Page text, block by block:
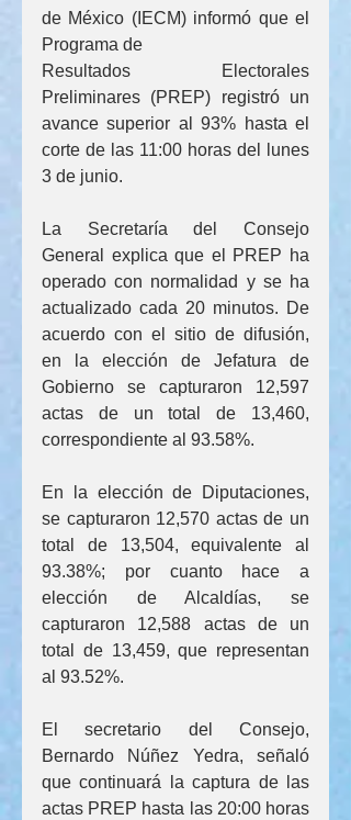
de México (IECM) informó que el
Programa de
Resultados Electorales
Preliminares (PREP) registró un
avance superior al 93% hasta el
corte de las 11:00 horas del lunes
3 de junio.
La Secretaría del Consejo
General explica que el PREP ha
operado con normalidad y se ha
actualizado cada 20 minutos. De
acuerdo con el sitio de difusión,
en la elección de Jefatura de
Gobierno se capturaron 12,597
actas de un total de 13,460,
correspondiente al 93.58%.
En la elección de Diputaciones,
se capturaron 12,570 actas de un
total de 13,504, equivalente al
93.38%; por cuanto hace a
elección de Alcaldías, se
capturaron 12,588 actas de un
total de 13,459, que representan
al 93.52%.
El secretario del Consejo,
Bernardo Núñez Yedra, señaló
que continuará la captura de las
actas PREP hasta las 20:00 horas